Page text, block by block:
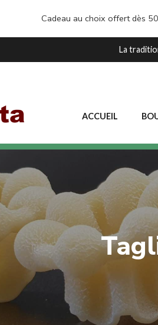
Cadeau au choix offert dès
La
ACCUEIL